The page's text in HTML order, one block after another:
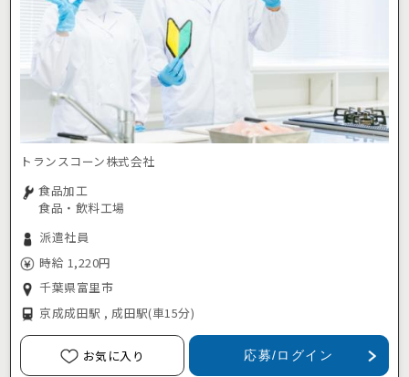
トランスコーン株式会社
食品加工
食品・飲料工場
派遣社員
時給 1,220円
千葉県富里市
京成成田駅 , 成田駅(車15分)
お気に入り 応募/ログイン